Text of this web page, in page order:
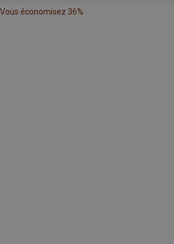
Vous économisez 36%